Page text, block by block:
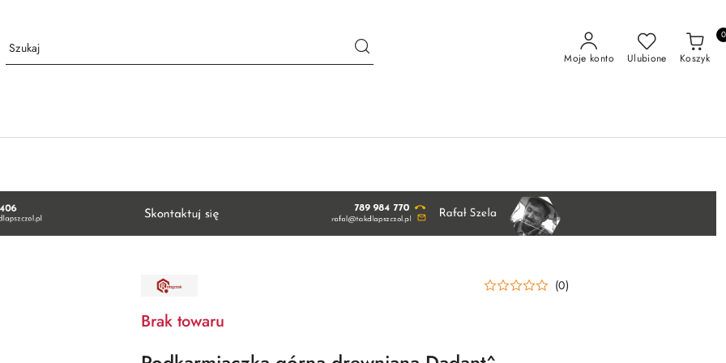
Moje konto Ulubione Koszyk
0
NAZWA
PRODUCENTA: (0)
Brak towaru